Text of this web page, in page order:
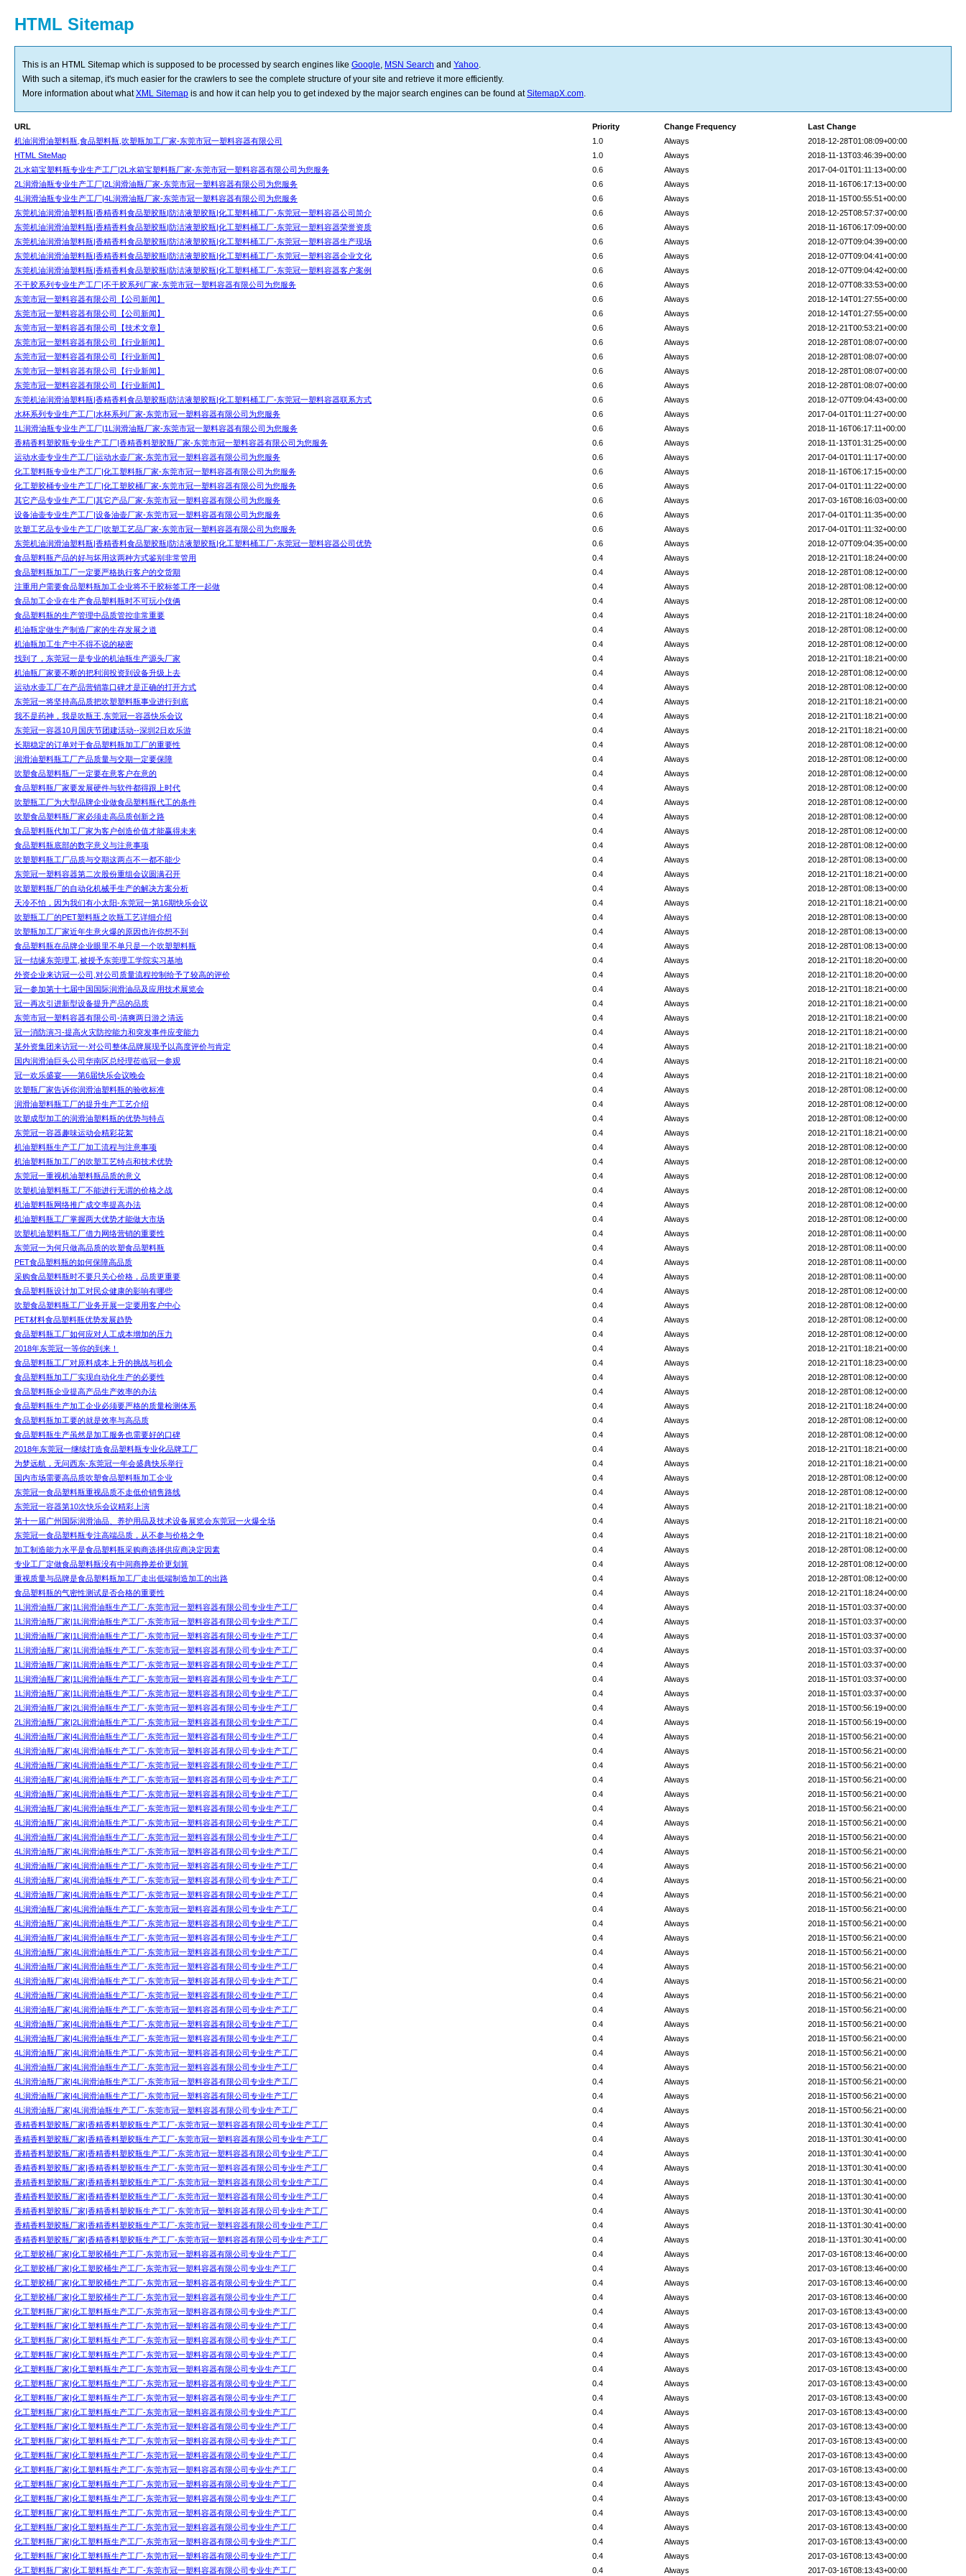
HTML Sitemap
This is an HTML Sitemap which is supposed to be processed by search engines like Google, MSN Search and Yahoo.
With such a sitemap, it's much easier for the crawlers to see the complete structure of your site and retrieve it more efficiently.
More information about whatXML Sitemap is and how it can help you to get indexed by the major search engines can be found atSitemapX.com.
URL Last Change
Change Frequency
Priority
机油润滑油塑料瓶,食品塑料瓶,吹塑瓶加工厂家-东莞市冠一塑料容器有限公司
2018-12-28T01:08:09+00:00
Always
1.0
HTML SiteMap
2018-11-13T03:46:39+00:00
Always
1.0
2L水箱宝塑料瓶专业生产工厂|2L水箱宝塑料瓶厂家-东莞市冠一塑料容器有限公司为您服务
2017-04-01T01:11:13+00:00
Always
0.6
2L润滑油瓶专业生产工厂|2L润滑油瓶厂家-东莞市冠一塑料容器有限公司为您服务
2018-11-16T06:17:13+00:00
Always
0.6
4L润滑油瓶专业生产工厂|4L润滑油瓶厂家-东莞市冠一塑料容器有限公司为您服务
2018-11-15T00:55:51+00:00
Always
0.6
东莞机油润滑油塑料瓶|香精香料食品塑胶瓶|防洁液塑胶瓶|化工塑料桶工厂-东莞冠一塑料容器公司简介
2018-12-25T08:57:37+00:00
Always
0.6
东莞机油润滑油塑料瓶|香精香料食品塑胶瓶|防洁液塑胶瓶|化工塑料桶工厂-东莞冠一塑料容器荣誉资质
2018-11-16T06:17:09+00:00
Always
0.6
东莞机油润滑油塑料瓶|香精香料食品塑胶瓶|防洁液塑胶瓶|化工塑料桶工厂-东莞冠一塑料容器生产现场
2018-12-07T09:04:39+00:00
Always
0.6
东莞机油润滑油塑料瓶|香精香料食品塑胶瓶|防洁液塑胶瓶|化工塑料桶工厂-东莞冠一塑料容器企业文化
2018-12-07T09:04:41+00:00
Always
0.6
东莞机油润滑油塑料瓶|香精香料食品塑胶瓶|防洁液塑胶瓶|化工塑料桶工厂-东莞冠一塑料容器客户案例
2018-12-07T09:04:42+00:00
Always
0.6
不干胶系列专业生产工厂|不干胶系列厂家-东莞市冠一塑料容器有限公司为您服务
2018-12-07T08:33:53+00:00
Always
0.6
东莞市冠一塑料容器有限公司【公司新闻】
2018-12-14T01:27:55+00:00
Always
0.6
东莞市冠一塑料容器有限公司【公司新闻】
2018-12-14T01:27:55+00:00
Always
0.6
东莞市冠一塑料容器有限公司【技术文章】
2018-12-21T00:53:21+00:00
Always
0.6
东莞市冠一塑料容器有限公司【行业新闻】
2018-12-28T01:08:07+00:00
Always
0.6
东莞市冠一塑料容器有限公司【行业新闻】
2018-12-28T01:08:07+00:00
Always
0.6
东莞市冠一塑料容器有限公司【行业新闻】
2018-12-28T01:08:07+00:00
Always
0.6
东莞市冠一塑料容器有限公司【行业新闻】
2018-12-28T01:08:07+00:00
Always
0.6
东莞机油润滑油塑料瓶|香精香料食品塑胶瓶|防洁液塑胶瓶|化工塑料桶工厂-东莞冠一塑料容器联系方式
2018-12-07T09:04:43+00:00
Always
0.6
水杯系列专业生产工厂|水杯系列厂家-东莞市冠一塑料容器有限公司为您服务
2017-04-01T01:11:27+00:00
Always
0.6
1L润滑油瓶专业生产工厂|1L润滑油瓶厂家-东莞市冠一塑料容器有限公司为您服务
2018-11-16T06:17:11+00:00
Always
0.6
香精香料塑胶瓶专业生产工厂|香精香料塑胶瓶厂家-东莞市冠一塑料容器有限公司为您服务
2018-11-13T01:31:25+00:00
Always
0.6
运动水壶专业生产工厂|运动水壶厂家-东莞市冠一塑料容器有限公司为您服务
2017-04-01T01:11:17+00:00
Always
0.6
化工塑料瓶专业生产工厂|化工塑料瓶厂家-东莞市冠一塑料容器有限公司为您服务
2018-11-16T06:17:15+00:00
Always
0.6
化工塑胶桶专业生产工厂|化工塑胶桶厂家-东莞市冠一塑料容器有限公司为您服务
2017-04-01T01:11:22+00:00
Always
0.6
其它产品专业生产工厂|其它产品厂家-东莞市冠一塑料容器有限公司为您服务
2017-03-16T08:16:03+00:00
Always
0.6
设备油壶专业生产工厂|设备油壶厂家-东莞市冠一塑料容器有限公司为您服务
2017-04-01T01:11:35+00:00
Always
0.6
吹塑工艺品专业生产工厂|吹塑工艺品厂家-东莞市冠一塑料容器有限公司为您服务
2017-04-01T01:11:32+00:00
Always
0.6
东莞机油润滑油塑料瓶|香精香料食品塑胶瓶|防洁液塑胶瓶|化工塑料桶工厂-东莞冠一塑料容器公司优势
2018-12-07T09:04:35+00:00
Always
0.6
食品塑料瓶产品的好与坏用这两种方式鉴别非常管用
2018-12-21T01:18:24+00:00
Always
0.4
食品塑料瓶加工厂一定要严格执行客户的交货期
2018-12-28T01:08:12+00:00
Always
0.4
注重用户需要食品塑料瓶加工企业将不干胶标签工序一起做
2018-12-28T01:08:12+00:00
Always
0.4
食品加工企业在生产食品塑料瓶时不可玩小伎俩
2018-12-28T01:08:12+00:00
Always
0.4
食品塑料瓶的生产管理中品质管控非常重要
2018-12-21T01:18:24+00:00
Always
0.4
机油瓶定做生产制造厂家的生存发展之道
2018-12-28T01:08:12+00:00
Always
0.4
机油瓶加工生产中不得不说的秘密
2018-12-28T01:08:12+00:00
Always
0.4
找到了，东莞冠一是专业的机油瓶生产源头厂家
2018-12-21T01:18:21+00:00
Always
0.4
机油瓶厂家要不断的把利润投资到设备升级上去
2018-12-28T01:08:12+00:00
Always
0.4
运动水壶工厂在产品营销靠口碑才是正确的打开方式
2018-12-28T01:08:12+00:00
Always
0.4
东莞冠一将坚持高品质把吹塑塑料瓶事业进行到底
2018-12-21T01:18:21+00:00
Always
0.4
我不是药神，我是吹瓶王,东莞冠一容器快乐会议
2018-12-21T01:18:21+00:00
Always
0.4
东莞冠一容器10月国庆节团建活动--深圳2日欢乐游
2018-12-21T01:18:21+00:00
Always
0.4
长期稳定的订单对于食品塑料瓶加工厂的重要性
2018-12-28T01:08:12+00:00
Always
0.4
润滑油塑料瓶工厂产品质量与交期一定要保障
2018-12-28T01:08:12+00:00
Always
0.4
吹塑食品塑料瓶厂一定要在意客户在意的
2018-12-28T01:08:12+00:00
Always
0.4
食品塑料瓶厂家要发展硬件与软件都得跟上时代
2018-12-28T01:08:12+00:00
Always
0.4
吹塑瓶工厂为大型品牌企业做食品塑料瓶代工的条件
2018-12-28T01:08:12+00:00
Always
0.4
吹塑食品塑料瓶厂家必须走高品质创新之路
2018-12-28T01:08:12+00:00
Always
0.4
食品塑料瓶代加工厂家为客户创造价值才能赢得未来
2018-12-28T01:08:12+00:00
Always
0.4
食品塑料瓶底部的数字意义与注意事项
2018-12-28T01:08:12+00:00
Always
0.4
吹塑塑料瓶工厂品质与交期这两点不一都不能少
2018-12-28T01:08:13+00:00
Always
0.4
东莞冠一塑料容器第二次股份重组会议圆满召开
2018-12-21T01:18:21+00:00
Always
0.4
吹塑塑料瓶厂的自动化机械手生产的解决方案分析
2018-12-28T01:08:13+00:00
Always
0.4
天冷不怕，因为我们有小太阳-东莞冠一第16期快乐会议
2018-12-21T01:18:21+00:00
Always
0.4
吹塑瓶工厂的PET塑料瓶之吹瓶工艺详细介绍
2018-12-28T01:08:13+00:00
Always
0.4
吹塑瓶加工厂家近年生意火爆的原因也许你想不到
2018-12-28T01:08:13+00:00
Always
0.4
食品塑料瓶在品牌企业眼里不单只是一个吹塑塑料瓶
2018-12-28T01:08:13+00:00
Always
0.4
冠一结缘东莞理工,被授予东莞理工学院实习基地
2018-12-21T01:18:20+00:00
Always
0.4
外资企业来访冠一公司,对公司质量流程控制给予了较高的评价
2018-12-21T01:18:20+00:00
Always
0.4
冠一参加第十七届中国国际润滑油品及应用技术展览会
2018-12-21T01:18:21+00:00
Always
0.4
冠一再次引进新型设备提升产品的品质
2018-12-21T01:18:21+00:00
Always
0.4
东莞市冠一塑料容器有限公司-清爽两日游之清远
2018-12-21T01:18:21+00:00
Always
0.4
冠一消防演习-提高火灾防控能力和突发事件应变能力
2018-12-21T01:18:21+00:00
Always
0.4
某外资集团来访冠一-对公司整体品牌展现予以高度评价与肯定
2018-12-21T01:18:21+00:00
Always
0.4
国内润滑油巨头公司华南区总经理莅临冠一参观
2018-12-21T01:18:21+00:00
Always
0.4
冠一欢乐盛宴——第6届快乐会议晚会
2018-12-21T01:18:21+00:00
Always
0.4
吹塑瓶厂家告诉你润滑油塑料瓶的验收标准
2018-12-28T01:08:12+00:00
Always
0.4
润滑油塑料瓶工厂的提升生产工艺介绍
2018-12-28T01:08:12+00:00
Always
0.4
吹塑成型加工的润滑油塑料瓶的优势与特点
2018-12-28T01:08:12+00:00
Always
0.4
东莞冠一容器趣味运动会精彩花絮
2018-12-21T01:18:21+00:00
Always
0.4
机油塑料瓶生产工厂加工流程与注意事项
2018-12-28T01:08:12+00:00
Always
0.4
机油塑料瓶加工厂的吹塑工艺特点和技术优势
2018-12-28T01:08:12+00:00
Always
0.4
东莞冠一重视机油塑料瓶品质的意义
2018-12-28T01:08:12+00:00
Always
0.4
吹塑机油塑料瓶工厂不能进行无谓的价格之战
2018-12-28T01:08:12+00:00
Always
0.4
机油塑料瓶网络推广成交率提高办法
2018-12-28T01:08:12+00:00
Always
0.4
机油塑料瓶工厂掌握两大优势才能做大市场
2018-12-28T01:08:12+00:00
Always
0.4
吹塑机油塑料瓶工厂借力网络营销的重要性
2018-12-28T01:08:11+00:00
Always
0.4
东莞冠一为何只做高品质的吹塑食品塑料瓶
2018-12-28T01:08:11+00:00
Always
0.4
PET食品塑料瓶的如何保障高品质
2018-12-28T01:08:11+00:00
Always
0.4
采购食品塑料瓶时不要只关心价格，品质更重要
2018-12-28T01:08:11+00:00
Always
0.4
食品塑料瓶设计加工对民众健康的影响有哪些
2018-12-28T01:08:12+00:00
Always
0.4
吹塑食品塑料瓶工厂业务开展一定要用客户中心
2018-12-28T01:08:12+00:00
Always
0.4
PET材料食品塑料瓶优势发展趋势
2018-12-28T01:08:12+00:00
Always
0.4
食品塑料瓶工厂如何应对人工成本增加的压力
2018-12-28T01:08:12+00:00
Always
0.4
2018年东莞冠一等你的到来！
2018-12-21T01:18:21+00:00
Always
0.4
食品塑料瓶工厂对原料成本上升的挑战与机会
2018-12-21T01:18:23+00:00
Always
0.4
食品塑料瓶加工厂实现自动化生产的必要性
2018-12-28T01:08:12+00:00
Always
0.4
食品塑料瓶企业提高产品生产效率的办法
2018-12-28T01:08:12+00:00
Always
0.4
食品塑料瓶生产加工企业必须要严格的质量检测体系
2018-12-21T01:18:24+00:00
Always
0.4
食品塑料瓶加工要的就是效率与高品质
2018-12-28T01:08:12+00:00
Always
0.4
食品塑料瓶生产虽然是加工服务也需要好的口碑
2018-12-28T01:08:12+00:00
Always
0.4
2018年东莞冠一继续打造食品塑料瓶专业化品牌工厂
2018-12-21T01:18:21+00:00
Always
0.4
为梦远航，无问西东-东莞冠一年会盛典快乐举行
2018-12-21T01:18:21+00:00
Always
0.4
国内市场需要高品质吹塑食品塑料瓶加工企业
2018-12-28T01:08:12+00:00
Always
0.4
东莞冠一食品塑料瓶重视品质不走低价销售路线
2018-12-28T01:08:12+00:00
Always
0.4
东莞冠一容器第10次快乐会议精彩上演
2018-12-21T01:18:21+00:00
Always
0.4
第十一届广州国际润滑油品、养护用品及技术设备展览会东莞冠一火爆全场
2018-12-21T01:18:21+00:00
Always
0.4
东莞冠一食品塑料瓶专注高端品质，从不参与价格之争
2018-12-21T01:18:21+00:00
Always
0.4
加工制造能力水平是食品塑料瓶采购商选择供应商决定因素
2018-12-28T01:08:12+00:00
Always
0.4
专业工厂定做食品塑料瓶没有中间商挣差价更划算
2018-12-28T01:08:12+00:00
Always
0.4
重视质量与品牌是食品塑料瓶加工厂走出低端制造加工的出路
2018-12-28T01:08:12+00:00
Always
0.4
食品塑料瓶的气密性测试是否合格的重要性
2018-12-21T01:18:24+00:00
Always
0.4
1L润滑油瓶厂家|1L润滑油瓶生产工厂-东莞市冠一塑料容器有限公司专业生产工厂
2018-11-15T01:03:37+00:00
Always
0.4
1L润滑油瓶厂家|1L润滑油瓶生产工厂-东莞市冠一塑料容器有限公司专业生产工厂
2018-11-15T01:03:37+00:00
Always
0.4
1L润滑油瓶厂家|1L润滑油瓶生产工厂-东莞市冠一塑料容器有限公司专业生产工厂
2018-11-15T01:03:37+00:00
Always
0.4
1L润滑油瓶厂家|1L润滑油瓶生产工厂-东莞市冠一塑料容器有限公司专业生产工厂
2018-11-15T01:03:37+00:00
Always
0.4
1L润滑油瓶厂家|1L润滑油瓶生产工厂-东莞市冠一塑料容器有限公司专业生产工厂
2018-11-15T01:03:37+00:00
Always
0.4
1L润滑油瓶厂家|1L润滑油瓶生产工厂-东莞市冠一塑料容器有限公司专业生产工厂
2018-11-15T01:03:37+00:00
Always
0.4
1L润滑油瓶厂家|1L润滑油瓶生产工厂-东莞市冠一塑料容器有限公司专业生产工厂
2018-11-15T01:03:37+00:00
Always
0.4
2L润滑油瓶厂家|2L润滑油瓶生产工厂-东莞市冠一塑料容器有限公司专业生产工厂
2018-11-15T00:56:19+00:00
Always
0.4
2L润滑油瓶厂家|2L润滑油瓶生产工厂-东莞市冠一塑料容器有限公司专业生产工厂
2018-11-15T00:56:19+00:00
Always
0.4
4L润滑油瓶厂家|4L润滑油瓶生产工厂-东莞市冠一塑料容器有限公司专业生产工厂
2018-11-15T00:56:21+00:00
Always
0.4
4L润滑油瓶厂家|4L润滑油瓶生产工厂-东莞市冠一塑料容器有限公司专业生产工厂
2018-11-15T00:56:21+00:00
Always
0.4
4L润滑油瓶厂家|4L润滑油瓶生产工厂-东莞市冠一塑料容器有限公司专业生产工厂
2018-11-15T00:56:21+00:00
Always
0.4
4L润滑油瓶厂家|4L润滑油瓶生产工厂-东莞市冠一塑料容器有限公司专业生产工厂
2018-11-15T00:56:21+00:00
Always
0.4
4L润滑油瓶厂家|4L润滑油瓶生产工厂-东莞市冠一塑料容器有限公司专业生产工厂
2018-11-15T00:56:21+00:00
Always
0.4
4L润滑油瓶厂家|4L润滑油瓶生产工厂-东莞市冠一塑料容器有限公司专业生产工厂
2018-11-15T00:56:21+00:00
Always
0.4
4L润滑油瓶厂家|4L润滑油瓶生产工厂-东莞市冠一塑料容器有限公司专业生产工厂
2018-11-15T00:56:21+00:00
Always
0.4
4L润滑油瓶厂家|4L润滑油瓶生产工厂-东莞市冠一塑料容器有限公司专业生产工厂
2018-11-15T00:56:21+00:00
Always
0.4
4L润滑油瓶厂家|4L润滑油瓶生产工厂-东莞市冠一塑料容器有限公司专业生产工厂
2018-11-15T00:56:21+00:00
Always
0.4
4L润滑油瓶厂家|4L润滑油瓶生产工厂-东莞市冠一塑料容器有限公司专业生产工厂
2018-11-15T00:56:21+00:00
Always
0.4
4L润滑油瓶厂家|4L润滑油瓶生产工厂-东莞市冠一塑料容器有限公司专业生产工厂
2018-11-15T00:56:21+00:00
Always
0.4
4L润滑油瓶厂家|4L润滑油瓶生产工厂-东莞市冠一塑料容器有限公司专业生产工厂
2018-11-15T00:56:21+00:00
Always
0.4
4L润滑油瓶厂家|4L润滑油瓶生产工厂-东莞市冠一塑料容器有限公司专业生产工厂
2018-11-15T00:56:21+00:00
Always
0.4
4L润滑油瓶厂家|4L润滑油瓶生产工厂-东莞市冠一塑料容器有限公司专业生产工厂
2018-11-15T00:56:21+00:00
Always
0.4
4L润滑油瓶厂家|4L润滑油瓶生产工厂-东莞市冠一塑料容器有限公司专业生产工厂
2018-11-15T00:56:21+00:00
Always
0.4
4L润滑油瓶厂家|4L润滑油瓶生产工厂-东莞市冠一塑料容器有限公司专业生产工厂
2018-11-15T00:56:21+00:00
Always
0.4
4L润滑油瓶厂家|4L润滑油瓶生产工厂-东莞市冠一塑料容器有限公司专业生产工厂
2018-11-15T00:56:21+00:00
Always
0.4
4L润滑油瓶厂家|4L润滑油瓶生产工厂-东莞市冠一塑料容器有限公司专业生产工厂
2018-11-15T00:56:21+00:00
Always
0.4
4L润滑油瓶厂家|4L润滑油瓶生产工厂-东莞市冠一塑料容器有限公司专业生产工厂
2018-11-15T00:56:21+00:00
Always
0.4
4L润滑油瓶厂家|4L润滑油瓶生产工厂-东莞市冠一塑料容器有限公司专业生产工厂
2018-11-15T00:56:21+00:00
Always
0.4
4L润滑油瓶厂家|4L润滑油瓶生产工厂-东莞市冠一塑料容器有限公司专业生产工厂
2018-11-15T00:56:21+00:00
Always
0.4
4L润滑油瓶厂家|4L润滑油瓶生产工厂-东莞市冠一塑料容器有限公司专业生产工厂
2018-11-15T00:56:21+00:00
Always
0.4
4L润滑油瓶厂家|4L润滑油瓶生产工厂-东莞市冠一塑料容器有限公司专业生产工厂
2018-11-15T00:56:21+00:00
Always
0.4
4L润滑油瓶厂家|4L润滑油瓶生产工厂-东莞市冠一塑料容器有限公司专业生产工厂
2018-11-15T00:56:21+00:00
Always
0.4
4L润滑油瓶厂家|4L润滑油瓶生产工厂-东莞市冠一塑料容器有限公司专业生产工厂
2018-11-15T00:56:21+00:00
Always
0.4
4L润滑油瓶厂家|4L润滑油瓶生产工厂-东莞市冠一塑料容器有限公司专业生产工厂
2018-11-15T00:56:21+00:00
Always
0.4
4L润滑油瓶厂家|4L润滑油瓶生产工厂-东莞市冠一塑料容器有限公司专业生产工厂
2018-11-15T00:56:21+00:00
Always
0.4
香精香料塑胶瓶厂家|香精香料塑胶瓶生产工厂-东莞市冠一塑料容器有限公司专业生产工厂
2018-11-13T01:30:41+00:00
Always
0.4
香精香料塑胶瓶厂家|香精香料塑胶瓶生产工厂-东莞市冠一塑料容器有限公司专业生产工厂
2018-11-13T01:30:41+00:00
Always
0.4
香精香料塑胶瓶厂家|香精香料塑胶瓶生产工厂-东莞市冠一塑料容器有限公司专业生产工厂
2018-11-13T01:30:41+00:00
Always
0.4
香精香料塑胶瓶厂家|香精香料塑胶瓶生产工厂-东莞市冠一塑料容器有限公司专业生产工厂
2018-11-13T01:30:41+00:00
Always
0.4
香精香料塑胶瓶厂家|香精香料塑胶瓶生产工厂-东莞市冠一塑料容器有限公司专业生产工厂
2018-11-13T01:30:41+00:00
Always
0.4
香精香料塑胶瓶厂家|香精香料塑胶瓶生产工厂-东莞市冠一塑料容器有限公司专业生产工厂
2018-11-13T01:30:41+00:00
Always
0.4
香精香料塑胶瓶厂家|香精香料塑胶瓶生产工厂-东莞市冠一塑料容器有限公司专业生产工厂
2018-11-13T01:30:41+00:00
Always
0.4
香精香料塑胶瓶厂家|香精香料塑胶瓶生产工厂-东莞市冠一塑料容器有限公司专业生产工厂
2018-11-13T01:30:41+00:00
Always
0.4
香精香料塑胶瓶厂家|香精香料塑胶瓶生产工厂-东莞市冠一塑料容器有限公司专业生产工厂
2018-11-13T01:30:41+00:00
Always
0.4
化工塑胶桶厂家|化工塑胶桶生产工厂-东莞市冠一塑料容器有限公司专业生产工厂
2017-03-16T08:13:46+00:00
Always
0.4
化工塑胶桶厂家|化工塑胶桶生产工厂-东莞市冠一塑料容器有限公司专业生产工厂
2017-03-16T08:13:46+00:00
Always
0.4
化工塑胶桶厂家|化工塑胶桶生产工厂-东莞市冠一塑料容器有限公司专业生产工厂
2017-03-16T08:13:46+00:00
Always
0.4
化工塑胶桶厂家|化工塑胶桶生产工厂-东莞市冠一塑料容器有限公司专业生产工厂
2017-03-16T08:13:46+00:00
Always
0.4
化工塑料瓶厂家|化工塑料瓶生产工厂-东莞市冠一塑料容器有限公司专业生产工厂
2017-03-16T08:13:43+00:00
Always
0.4
化工塑料瓶厂家|化工塑料瓶生产工厂-东莞市冠一塑料容器有限公司专业生产工厂
2017-03-16T08:13:43+00:00
Always
0.4
化工塑料瓶厂家|化工塑料瓶生产工厂-东莞市冠一塑料容器有限公司专业生产工厂
2017-03-16T08:13:43+00:00
Always
0.4
化工塑料瓶厂家|化工塑料瓶生产工厂-东莞市冠一塑料容器有限公司专业生产工厂
2017-03-16T08:13:43+00:00
Always
0.4
化工塑料瓶厂家|化工塑料瓶生产工厂-东莞市冠一塑料容器有限公司专业生产工厂
2017-03-16T08:13:43+00:00
Always
0.4
化工塑料瓶厂家|化工塑料瓶生产工厂-东莞市冠一塑料容器有限公司专业生产工厂
2017-03-16T08:13:43+00:00
Always
0.4
化工塑料瓶厂家|化工塑料瓶生产工厂-东莞市冠一塑料容器有限公司专业生产工厂
2017-03-16T08:13:43+00:00
Always
0.4
化工塑料瓶厂家|化工塑料瓶生产工厂-东莞市冠一塑料容器有限公司专业生产工厂
2017-03-16T08:13:43+00:00
Always
0.4
化工塑料瓶厂家|化工塑料瓶生产工厂-东莞市冠一塑料容器有限公司专业生产工厂
2017-03-16T08:13:43+00:00
Always
0.4
化工塑料瓶厂家|化工塑料瓶生产工厂-东莞市冠一塑料容器有限公司专业生产工厂
2017-03-16T08:13:43+00:00
Always
0.4
化工塑料瓶厂家|化工塑料瓶生产工厂-东莞市冠一塑料容器有限公司专业生产工厂
2017-03-16T08:13:43+00:00
Always
0.4
化工塑料瓶厂家|化工塑料瓶生产工厂-东莞市冠一塑料容器有限公司专业生产工厂
2017-03-16T08:13:43+00:00
Always
0.4
化工塑料瓶厂家|化工塑料瓶生产工厂-东莞市冠一塑料容器有限公司专业生产工厂
2017-03-16T08:13:43+00:00
Always
0.4
化工塑料瓶厂家|化工塑料瓶生产工厂-东莞市冠一塑料容器有限公司专业生产工厂
2017-03-16T08:13:43+00:00
Always
0.4
化工塑料瓶厂家|化工塑料瓶生产工厂-东莞市冠一塑料容器有限公司专业生产工厂
2017-03-16T08:13:43+00:00
Always
0.4
化工塑料瓶厂家|化工塑料瓶生产工厂-东莞市冠一塑料容器有限公司专业生产工厂
2017-03-16T08:13:43+00:00
Always
0.4
化工塑料瓶厂家|化工塑料瓶生产工厂-东莞市冠一塑料容器有限公司专业生产工厂
2017-03-16T08:13:43+00:00
Always
0.4
化工塑料瓶厂家|化工塑料瓶生产工厂-东莞市冠一塑料容器有限公司专业生产工厂
2017-03-16T08:13:43+00:00
Always
0.4
化工塑料瓶厂家|化工塑料瓶生产工厂-东莞市冠一塑料容器有限公司专业生产工厂
2017-03-16T08:13:43+00:00
Always
0.4